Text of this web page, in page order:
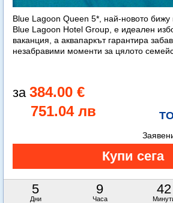
Blue Lagoon Queen 5*, най-новото бижу
Blue Lagoon Hotel Group, е идеален
ваканция, а аквапаркът гарантира
незабравими моменти за цялото
384.00 €
751.04 лв
5
Дни
9
Часа
42